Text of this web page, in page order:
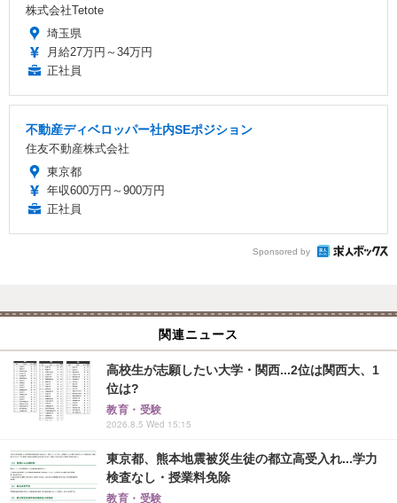
株式会社Tetote
埼玉県
月給27万円～34万円
正社員
不動産ディベロッパー社内SEポジション
住友不動産株式会社
東京都
年収600万円～900万円
正社員
Sponsored by
関連ニュース
高校生が志願したい大学・関西...2位は関西大、1
位は?
教育・受験
2026.8.5 Wed 15:15
東京都、熊本地震被災生徒の都立高受入れ...学力
検査なし・授業料免除
教育・受験